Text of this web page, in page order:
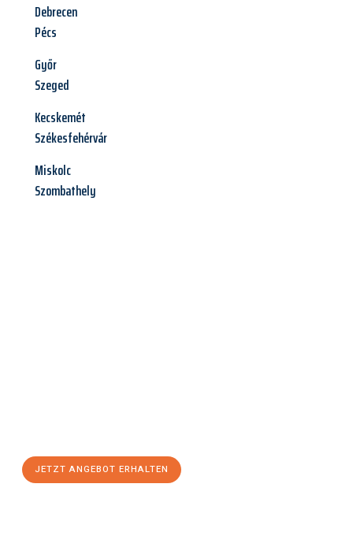
Debrecen
Pécs
Győr
Szeged
Kecskemét
Székesfehérvár
Miskolc
Szombathely
JETZT ANGEBOT ERHALTEN